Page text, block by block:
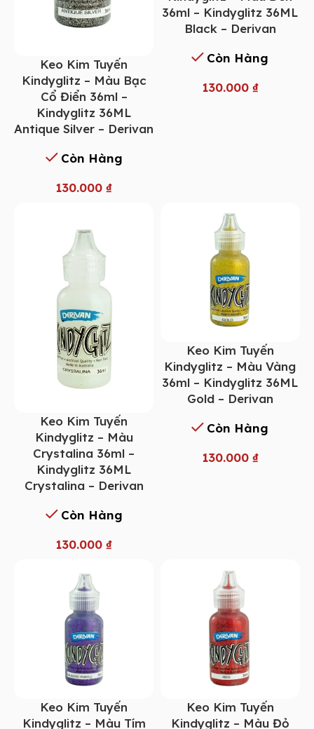
Keo Kim Tuyến
Kindyglitz – Màu Bạc
Cổ Điển 36ml –
Kindyglitz 36ML
Antique Silver – Derivan
Còn Hàng
130.000 ₫
36ml – Kindyglitz 36ML
Black – Derivan
Còn Hàng
130.000 ₫
Keo Kim Tuyến
Kindyglitz – Màu
Crystalina 36ml –
Kindyglitz 36ML
Crystalina – Derivan
Còn Hàng
130.000 ₫
Keo Kim Tuyến
Kindyglitz – Màu Vàng
36ml – Kindyglitz 36ML
Gold – Derivan
Còn Hàng
130.000 ₫
Keo Kim Tuyến
Kindyglitz – Màu Tím
Keo Kim Tuyến
Kindyglitz – Màu Đỏ